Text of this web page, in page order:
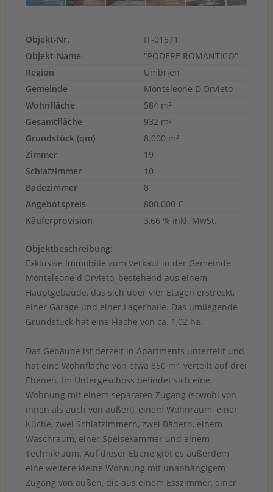
Objekt-Nr.
IT-01571
Objekt-Name
"PODERE ROMANTICO"
Region
Umbrien
Gemeinde
Monteleone D'Orvieto
Wohnfläche
584 m²
Gesamtfläche
932 m²
Grundstück (qm)
8.000 m²
Zimmer
19
Schlafzimmer
10
Badezimmer
8
Angebotspreis
800.000 €
Käuferprovision
3,66 % inkl. MwSt.
Objektbeschreibung:
Exklusive Immobilie zum Verkauf in der Gemeinde
Monteleone d'Orvieto, bestehend aus einem
Hauptgebäude, das sich über vier Etagen erstreckt,
einer Garage und einer Lagerhalle. Das umliegende
Grundstück hat eine Fläche von ca. 1,02 ha.
Das Gebäude ist derzeit in Apartments unterteilt und
hat eine Wohnfläche von etwa 850 m², verteilt auf drei
Ebenen. Im Untergeschoss befindet sich eine
Wohnung mit einem separaten Zugang (sowohl von
innen als auch von außen), einem Wohnraum, einer
Küche, zwei Schlafzimmern, zwei Bädern, einem
Waschraum, einer Speisekammer und einem
Technikraum. Auf dieser Ebene gibt es außerdem
eine weitere kleine Wohnung mit unabhängigem
Zugang von außen, die aus einem Esszimmer, einer